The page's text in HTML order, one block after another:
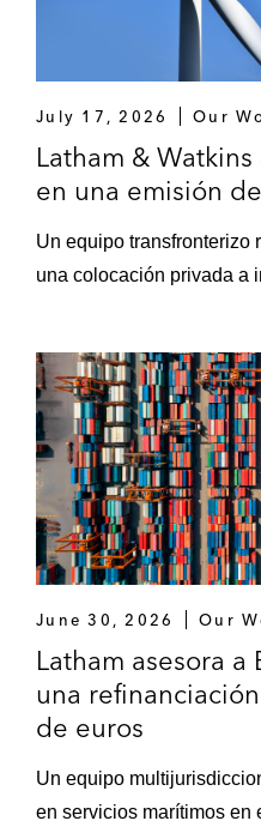
July 17, 2026 Our
Latham &
en una emisión
Un equipo transfronterizo
una colocación privada a
June 30, 2026 Our
Latham asesora
una
de euros
Un equipo
en servicios marítimos en